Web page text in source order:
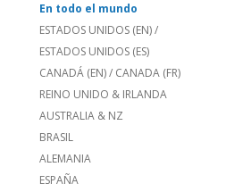
En todo el mundo
ESTADOS UNIDOS (EN)/
ESTADOS UNIDOS (ES)
CANADÁ (EN)/ CANADA (FR)
REINO UNIDO & IRLANDA
AUSTRALIA & NZ
BRASIL
ALEMANIA
ESPAÑA